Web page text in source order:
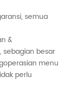
semua
&
sebagian besar
menu
perlu